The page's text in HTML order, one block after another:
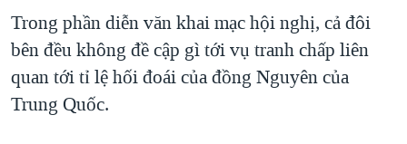
Trong phần diễn văn khai mạc hội nghị, cả đôi
bên đều không đề cập gì tới vụ tranh chấp liên
quan tới tỉ lệ hối đoái của đồng Nguyên của
Trung Quốc.